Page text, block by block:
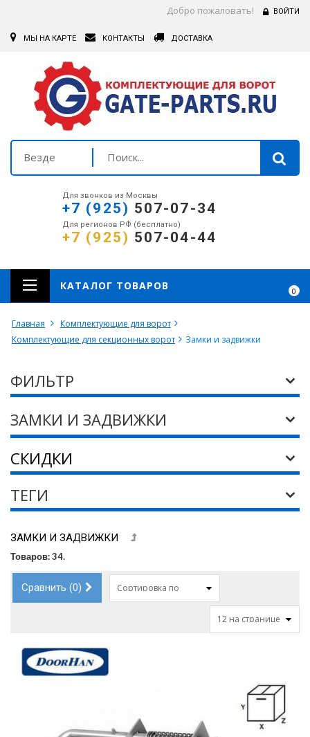
Добро пожаловать! ВОЙТИ
МЫ НА КАРТЕ КОНТАКТЫ ДОСТАВКА
Везде
Для звонков из Москвы
+7 (925) 507-07-34
Для регионов РФ (бесплатно)
+7 (925) 507-04-44
0
КАТАЛОГ ТОВАРОВ
Главная
Комплектующие для ворот
Комплектующие для секционных ворот
Замки и задвижки
ФИЛЬТР
ЗАМКИ И ЗАДВИЖКИ
СКИДКИ
ТЕГИ
ЗАМКИ И ЗАДВИЖКИ
Товаров: 34.
Сравнить (0) Сортировка по
12 на странице